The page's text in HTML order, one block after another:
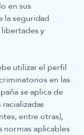
en sus
la seguridad
y
utilizar el perfil
en las
se aplica de
entre otras),
normas aplicables